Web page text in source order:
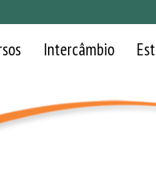
Intercâmbio